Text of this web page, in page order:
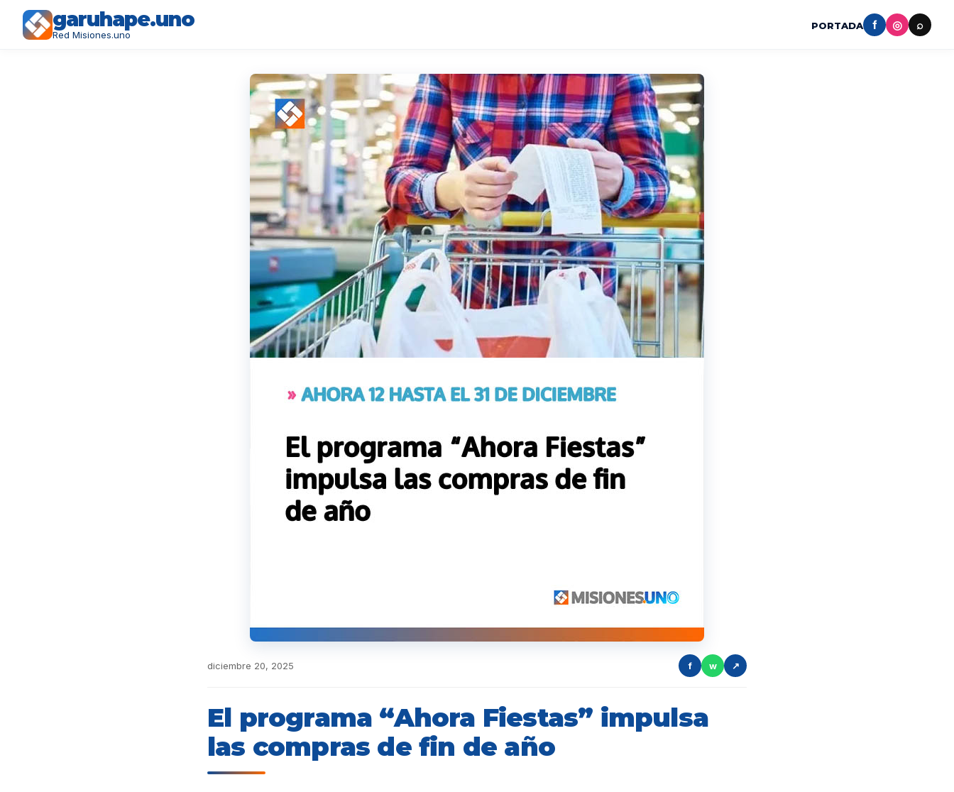
garuhape.uno
Red Misiones.uno
PORTADA f ◎ ⌕
diciembre 20, 2025 f w ↗
El programa “Ahora Fiestas” impulsa
las compras de fin de año